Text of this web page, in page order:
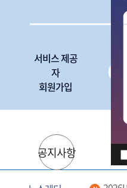
서비스 제공
자
회원가입
공지사항